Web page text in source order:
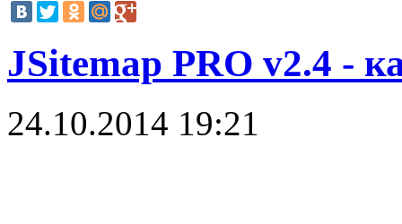
JSitemap PRO v2.4 -
24.10.2014 19:21